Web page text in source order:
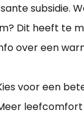
subsidie.
Dit heeft te
over een
voor een
leefcomfort